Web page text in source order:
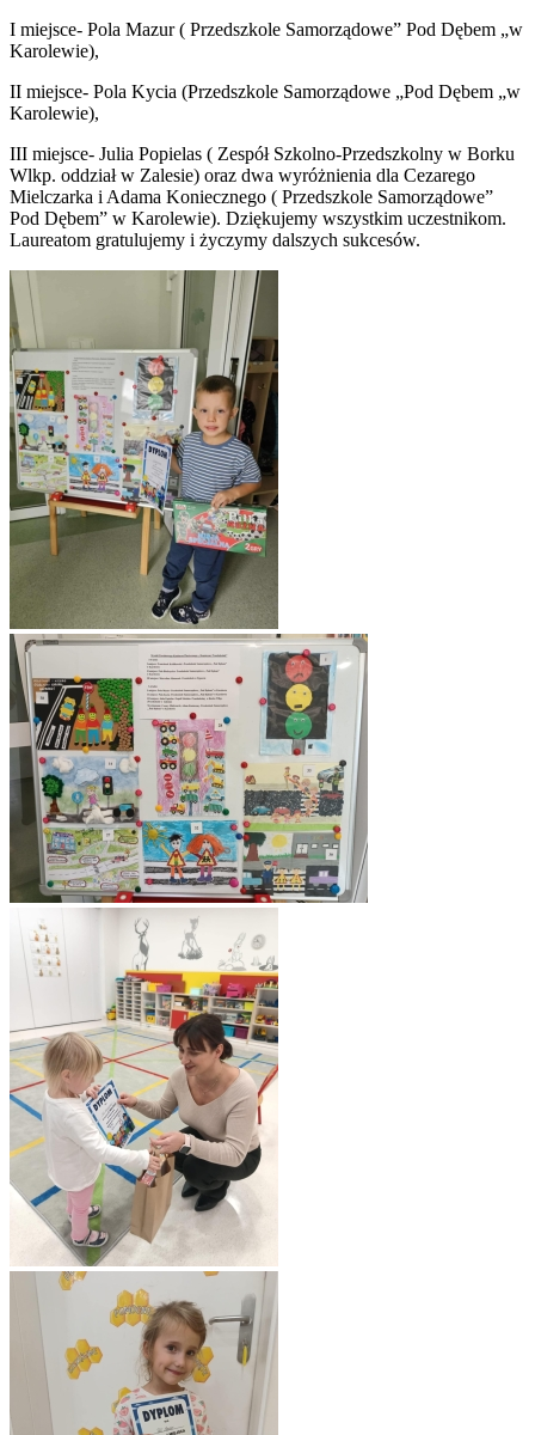
I miejsce- Pola Mazur ( Przedszkole Samorządowe” Pod Dębem „w
Karolewie),
II miejsce- Pola Kycia (Przedszkole Samorządowe „Pod Dębem „w
Karolewie),
III miejsce- Julia Popielas ( Zespół Szkolno-Przedszkolny w Borku
Wlkp. oddział w Zalesie) oraz dwa wyróżnienia dla Cezarego
Mielczarka i Adama Koniecznego ( Przedszkole Samorządowe”
Pod Dębem” w Karolewie). Dziękujemy wszystkim uczestnikom.
Laureatom gratulujemy i życzymy dalszych sukcesów.